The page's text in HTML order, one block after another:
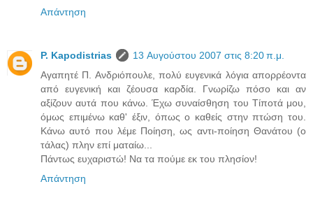
Απάντηση
P. Kapodistrias
13 Αυγούστου 2007 στις 8:20 π.μ.
Αγαπητέ Π. Ανδριόπουλε, πολύ ευγενικά λόγια απορρέοντα
από ευγενική και ζέουσα καρδία. Γνωρίζω πόσο και αν
αξίζουν αυτά που κάνω. Έχω συναίσθηση του Τίποτά μου,
όμως επιμένω καθ' έξιν, όπως ο καθείς στην πτώση του.
Κάνω αυτό που λέμε Ποίηση, ως αντι-ποίηση Θανάτου (ο
τάλας) πλην επί ματαίω...
Πάντως ευχαριστώ! Να τα πούμε εκ του πλησίον!
Απάντηση